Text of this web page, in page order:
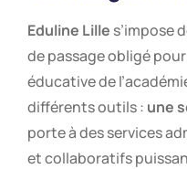
Eduline Lille s’impose
de passage obligé
éducative de
différents outils : une
porte à des services
et collaboratifs